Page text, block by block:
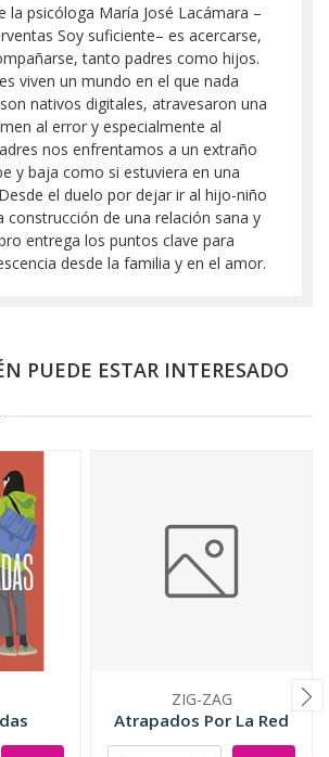
la psicóloga María José Lacámara –
Soy suficiente– es acercarse,
tanto padres como hijos.
viven un mundo en el que nada
nativos digitales, atravesaron una
al error y especialmente al
nos enfrentamos a un extraño
y baja como si estuviera en una
el duelo por dejar ir al hijo-niño
construcción de una relación sana y
entrega los puntos clave para
desde la familia y en el amor.
PUEDE ESTAR INTERESADO
ZIG-ZAG
Atrapados Por La Red